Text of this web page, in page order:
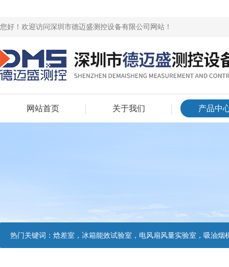
您好！欢迎访问深圳市德迈盛测控设备有限公司网站！
网站首页 关于我们 产品中
热门关键词： 焓差室，冰箱能效试验室，电风扇风量实验室，吸油烟机油脂分离度试验装置，吸油烟机空气性能试验装置，吸油烟机气味